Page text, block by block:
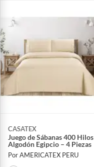
CASATEX
Juego de Sábanas 400 Hilos
Algodón Egipcio – 4 Piezas
Por AMERICATEX PERU